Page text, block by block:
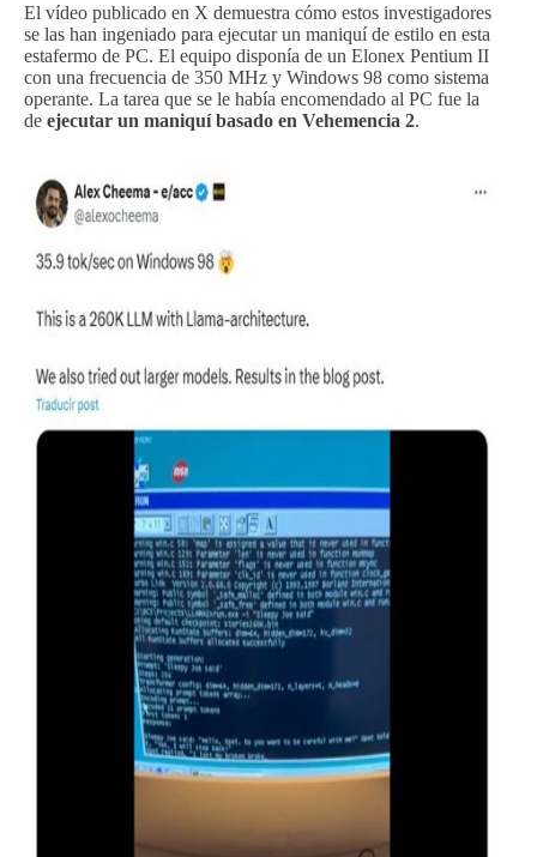
El vídeo publicado en X demuestra cómo estos investigadores
se las han ingeniado para ejecutar un maniquí de estilo en esta
estafermo de PC. El equipo disponía de un Elonex Pentium II
con una frecuencia de 350 MHz y Windows 98 como sistema
operante. La tarea que se le había encomendado al PC fue la
de ejecutar un maniquí basado en Vehemencia 2.